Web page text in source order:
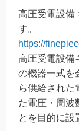
高圧受電設備
す。
https://
高圧受電設備
の機器一式を
ら供給された
た電圧・周波
とを目的に設